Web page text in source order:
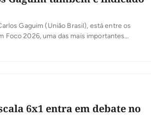
Gaguim (União Brasil), está entre os
Foco 2026, uma das mais importantes
6x1 entra em debate no